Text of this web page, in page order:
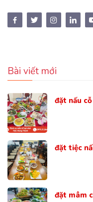
Bài viết mới
đặt nấu
đặt tiệc
đặt mâm